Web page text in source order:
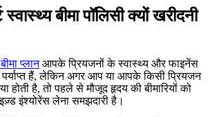
बीमा पॉलिसी क्यों खरीदनी
प्लानआपके प्रियजनों के स्वास्थ्य और फाइनेंस
हैं, लेकिन अगर आप या आपके किसी प्रियजन
होती है, तो पहले से मौजूद हृदय की बीमारियों को
इंश्योरेंस लेना समझदारी है।